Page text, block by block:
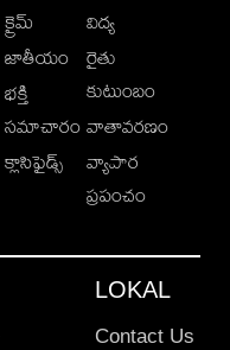
క్రైమ్
జాతీయం
భక్తి
సమాచారం
క్లాసిఫైడ్స్
విద్య
రైతు
కుటుంబం
వాతావరణం
వ్యాపార
ప్రపంచం
LOKAL
Contact Us